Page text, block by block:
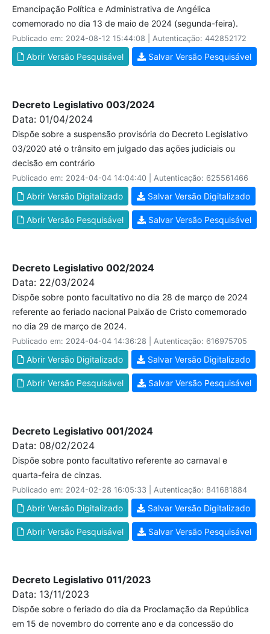
Emancipação Política e Administrativa de Angélica
comemorado no dia 13 de maio de 2024 (segunda-feira).
Publicado em: 2024-08-12 15:44:08 | Autenticação: 442852172
Abrir Versão Pesquisável Salvar Versão Pesquisável
Decreto Legislativo 003/2024
Data: 01/04/2024
Dispõe sobre a suspensão provisória do Decreto Legislativo
03/2020 até o trânsito em julgado das ações judiciais ou
decisão em contrário
Publicado em: 2024-04-04 14:04:40 | Autenticação: 625561466
Abrir Versão Digitalizado Salvar Versão Digitalizado
Abrir Versão Pesquisável Salvar Versão Pesquisável
Decreto Legislativo 002/2024
Data: 22/03/2024
Dispõe sobre ponto facultativo no dia 28 de março de 2024
referente ao feriado nacional Paixão de Cristo comemorado
no dia 29 de março de 2024.
Publicado em: 2024-04-04 14:36:28 | Autenticação: 616975705
Abrir Versão Digitalizado Salvar Versão Digitalizado
Abrir Versão Pesquisável Salvar Versão Pesquisável
Decreto Legislativo 001/2024
Data: 08/02/2024
Dispõe sobre ponto facultativo referente ao carnaval e
quarta-feira de cinzas.
Publicado em: 2024-02-28 16:05:33 | Autenticação: 841681884
Abrir Versão Digitalizado Salvar Versão Digitalizado
Abrir Versão Pesquisável Salvar Versão Pesquisável
Decreto Legislativo 011/2023
Data: 13/11/2023
Dispõe sobre o feriado do dia da Proclamação da República
em 15 de novembro do corrente ano e da concessão do